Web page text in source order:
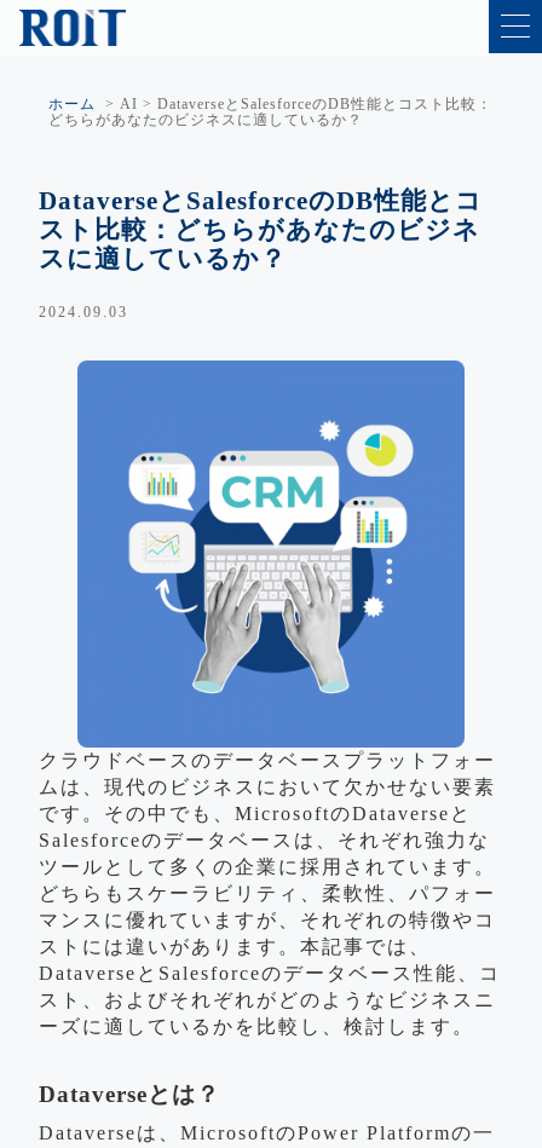
ホーム > AI > DataverseとSalesforceのDB性能とコスト比較：
どちらがあなたのビジネスに適しているか？
DataverseとSalesforceのDB性能とコ
スト比較：どちらがあなたのビジネ
スに適しているか？
2024.09.03
クラウドベースのデータベースプラットフォー
ムは、現代のビジネスにおいて欠かせない要素
です。その中でも、MicrosoftのDataverseと
Salesforceのデータベースは、それぞれ強力な
ツールとして多くの企業に採用されています。
どちらもスケーラビリティ、柔軟性、パフォー
マンスに優れていますが、それぞれの特徴やコ
ストには違いがあります。本記事では、
DataverseとSalesforceのデータベース性能、コ
スト、およびそれぞれがどのようなビジネスニ
ーズに適しているかを比較し、検討します。
Dataverseとは？
Dataverseは、MicrosoftのPower Platformの一